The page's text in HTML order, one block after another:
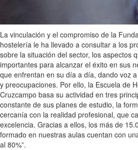
La vinculación y el compromiso de la
hostelería le ha llevado a consultar a los
sobre la situación del sector, los aspectos
importantes para alcanzar el éxito en sus
que enfrentan en su día a día, dando voz
y preocupaciones. Por ello, la Escuela de
Cruzcampo basa su actividad en tres
constante de sus planes de estudio, la
cercanía con la realidad profesional, que
excelencia. Gracias a ellos, los más de
formado en nuestras aulas cuentan con
al 80%”.